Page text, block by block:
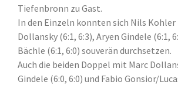
Tiefenbronn zu Gast.
In den Einzeln konnten sich Nils Kohler
Dollansky (6:1, 6:3), Aryen Gindele (6:1,
Bächle (6:1, 6:0) souverän durchsetzen.
Auch die beiden Doppel mit Marc
Gindele (6:0, 6:0) und Fabio Gonsior/